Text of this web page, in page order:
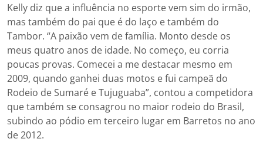
Kelly diz que a influência no esporte vem sim do irmão,
mas também do pai que é do laço e também do
Tambor. “A paixão vem de família. Monto desde os
meus quatro anos de idade. No começo, eu corria
poucas provas. Comecei a me destacar mesmo em
2009, quando ganhei duas motos e fui campeã do
Rodeio de Sumaré e Tujuguaba”, contou a competidora
que também se consagrou no maior rodeio do Brasil,
subindo ao pódio em terceiro lugar em Barretos no ano
de 2012.